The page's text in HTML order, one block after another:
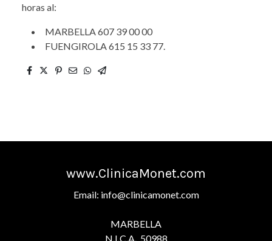
horas al:
MARBELLA 607 39 00 00
FUENGIROLA 615 15 33 77.
www.ClinicaMonet.com
Email: info@clinicamonet.com
MARBELLA
N.I.C.A. 50988